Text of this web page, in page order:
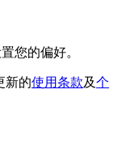
您的偏好。
新的使用条款及个